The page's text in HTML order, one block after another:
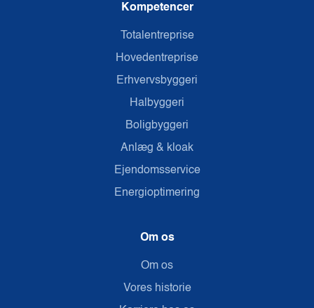
Kompetencer
Totalentreprise
Hovedentreprise
Erhvervsbyggeri
Halbyggeri
Boligbyggeri
Anlæg & kloak
Ejendomsservice
Energioptimering
Om os
Om os
Vores historie